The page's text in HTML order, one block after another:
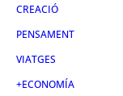
CREACIÓ
PENSAMENT
VIATGES
+ECONOMÍA